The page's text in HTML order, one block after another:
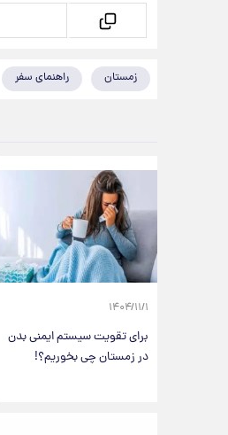
زمستان راهنمای سفر
۱۴۰۴/۱۱/۱
برای تقویت سیستم ایمنی بدن
در زمستان چی بخوریم؟!